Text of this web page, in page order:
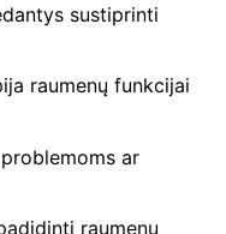
sustiprinti
raumenų funkcijai
ar
raumenų